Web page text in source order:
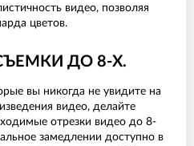
видео, позволяя
цветов.
ДО 8-Х.
вы никогда не увидите на
видео, делайте
отрезки видео до 8-
замедлении доступно в